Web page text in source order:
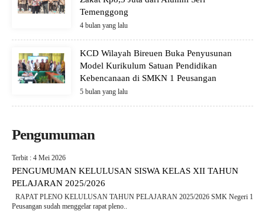
Temenggong
4 bulan yang lalu
KCD Wilayah Bireuen Buka Penyusunan
Model Kurikulum Satuan Pendidikan
Kebencanaan di SMKN 1 Peusangan
5 bulan yang lalu
Pengumuman
Terbit : 4 Mei 2026
PENGUMUMAN KELULUSAN SISWA KELAS XII TAHUN
PELAJARAN 2025/2026
RAPAT PLENO KELULUSAN TAHUN PELAJARAN 2025/2026 SMK Negeri 1
Peusangan sudah menggelar rapat pleno..